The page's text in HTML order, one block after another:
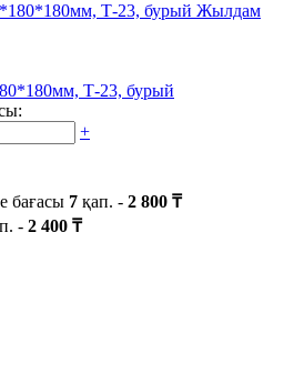
Жылдам
Т-23, бурый
+
бағасы 7 қап. - 2 800 ₸
- 2 400 ₸